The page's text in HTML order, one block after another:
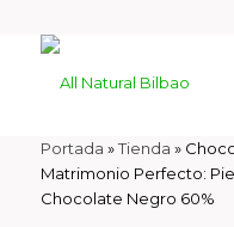
Portada »Tienda »
Matrimonio Perfecto:
Chocolate Negro 60%